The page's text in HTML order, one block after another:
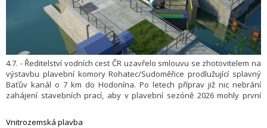
4.7. - Ředitelství vodních cest ČR uzavřelo smlouvu se zhotovitelem na
výstavbu plavební komory Rohatec/Sudoměřice prodlužující splavný
Baťův kanál o 7 km do Hodonína. Po letech příprav již nic nebrání
zahájení stavebních prací, aby v plavební sezóně 2026 mohly první
Vnitrozemská plavba